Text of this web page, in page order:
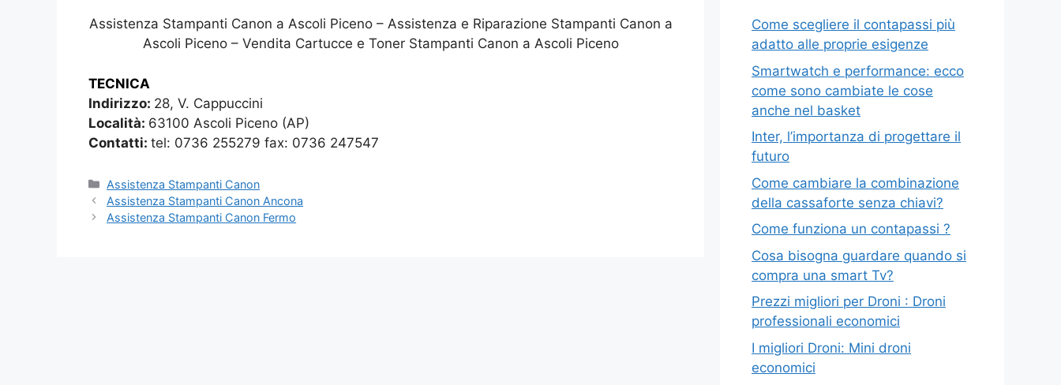
Assistenza Stampanti Canon a Ascoli Piceno – Assistenza e Riparazione Stampanti Canon a
Ascoli Piceno – Vendita Cartucce e Toner Stampanti Canon a Ascoli Piceno
TECNICA
Indirizzo: 28, V. Cappuccini
Località: 63100 Ascoli Piceno (AP)
Contatti: tel: 0736 255279 fax: 0736 247547
Categorie
Assistenza Stampanti Canon
Assistenza Stampanti Canon Ancona
Assistenza Stampanti Canon Fermo
Come scegliere il contapassi più
adatto alle proprie esigenze
Smartwatch e performance: ecco
come sono cambiate le cose
anche nel basket
Inter, l’importanza di progettare il
futuro
Come cambiare la combinazione
della cassaforte senza chiavi?
Come funziona un contapassi ?
Cosa bisogna guardare quando si
compra una smart Tv?
Prezzi migliori per Droni : Droni
professionali economici
I migliori Droni: Mini droni
economici